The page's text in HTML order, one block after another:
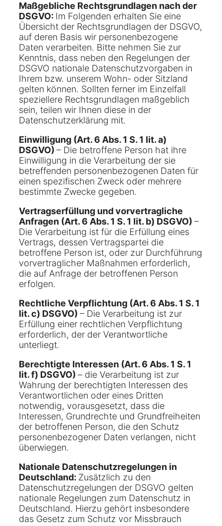
Maßgebliche Rechtsgrundlagen nach der
DSGVO: Im Folgenden erhalten Sie eine
Übersicht der Rechtsgrundlagen der DSGVO,
auf deren Basis wir personenbezogene
Daten verarbeiten. Bitte nehmen Sie zur
Kenntnis, dass neben den Regelungen der
DSGVO nationale Datenschutzvorgaben in
Ihrem bzw. unserem Wohn- oder Sitzland
gelten können. Sollten ferner im Einzelfall
speziellere Rechtsgrundlagen maßgeblich
sein, teilen wir Ihnen diese in der
Datenschutzerklärung mit.
Einwilligung (Art. 6 Abs. 1 S. 1 lit. a)
DSGVO) – Die betroffene Person hat ihre
Einwilligung in die Verarbeitung der sie
betreffenden personenbezogenen Daten für
einen spezifischen Zweck oder mehrere
bestimmte Zwecke gegeben.
Vertragserfüllung und vorvertragliche
Anfragen (Art. 6 Abs. 1 S. 1 lit. b) DSGVO) –
Die Verarbeitung ist für die Erfüllung eines
Vertrags, dessen Vertragspartei die
betroffene Person ist, oder zur Durchführung
vorvertraglicher Maßnahmen erforderlich,
die auf Anfrage der betroffenen Person
erfolgen.
Rechtliche Verpflichtung (Art. 6 Abs. 1 S. 1
lit. c) DSGVO) – Die Verarbeitung ist zur
Erfüllung einer rechtlichen Verpflichtung
erforderlich, der der Verantwortliche
unterliegt.
Berechtigte Interessen (Art. 6 Abs. 1 S. 1
lit. f) DSGVO) – die Verarbeitung ist zur
Wahrung der berechtigten Interessen des
Verantwortlichen oder eines Dritten
notwendig, vorausgesetzt, dass die
Interessen, Grundrechte und Grundfreiheiten
der betroffenen Person, die den Schutz
personenbezogener Daten verlangen, nicht
überwiegen.
Nationale Datenschutzregelungen in
Deutschland: Zusätzlich zu den
Datenschutzregelungen der DSGVO gelten
nationale Regelungen zum Datenschutz in
Deutschland. Hierzu gehört insbesondere
das Gesetz zum Schutz vor Missbrauch